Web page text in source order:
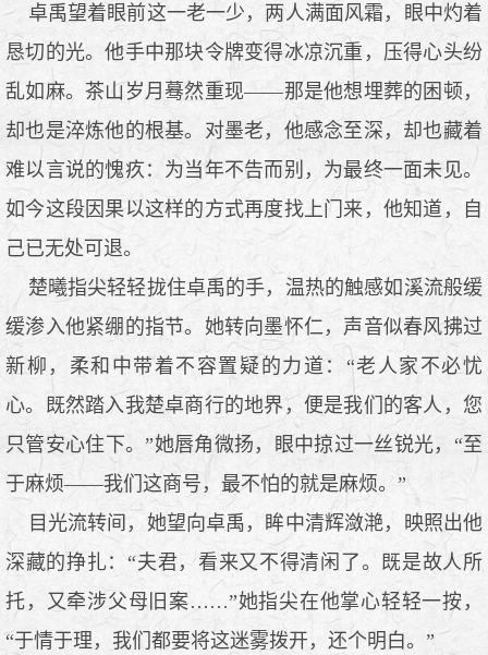
卓禹望着眼前这一老一少，两人满面风霜，眼中灼着
恳切的光。他手中那块令牌变得冰凉沉重，压得心头纷
乱如麻。茶山岁月蓦然重现——那是他想埋葬的困顿，
却也是淬炼他的根基。对墨老，他感念至深，却也藏着
难以言说的愧疚：为当年不告而别，为最终一面未见。
如今这段因果以这样的方式再度找上门来，他知道，自
己已无处可退。
楚曦指尖轻轻拢住卓禹的手，温热的触感如溪流般缓
缓渗入他紧绷的指节。她转向墨怀仁，声音似春风拂过
新柳，柔和中带着不容置疑的力道：“老人家不必忧
心。既然踏入我楚卓商行的地界，便是我们的客人，您
只管安心住下。”她唇角微扬，眼中掠过一丝锐光，“至
于麻烦——我们这商号，最不怕的就是麻烦。”
目光流转间，她望向卓禹，眸中清辉潋滟，映照出他
深藏的挣扎：“夫君，看来又不得清闲了。既是故人所
托，又牵涉父母旧案……”她指尖在他掌心轻轻一按，
“于情于理，我们都要将这迷雾拨开，还个明白。”